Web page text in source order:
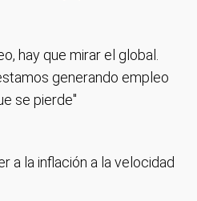
hay que mirar el global.
generando empleo
se pierde"
a la inflación a la velocidad